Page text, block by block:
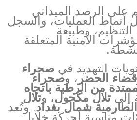
على الرصد الميداني
أنماط العمليات، والسجل
التنظيم، وطبيعة
الأمنية المتعلقة
التهديد في صحراء
قضاء الحضر ، وصحراء
من الرطبة باتجاه
إلى تلال مكحول، وتلال
شمال بغداد. وتُعد
مناسبة لحركة خلايا